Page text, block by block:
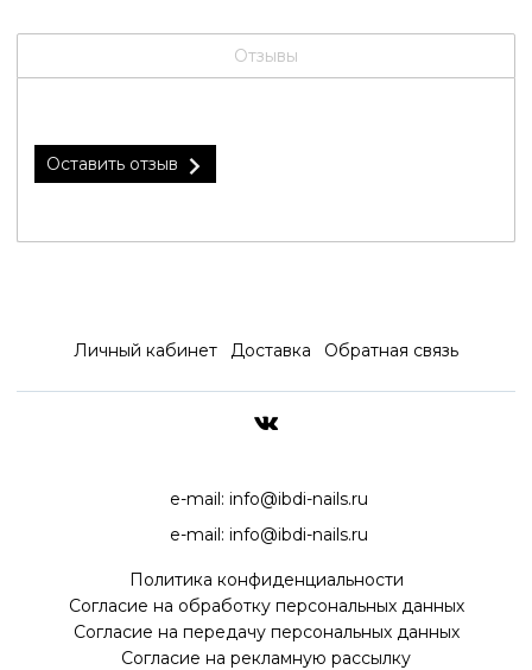
Отзывы
Оставить отзыв
Личный кабинет Доставка Обратная связь
e-mail: info@ibdi-nails.ru
e-mail: info@ibdi-nails.ru
Политика конфиденциальности
Согласие на обработку персональных данных
Согласие на передачу персональных данных
Согласие на рекламную рассылку